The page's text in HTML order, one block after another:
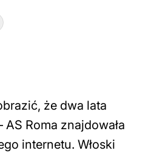
że dwa lata
AS Roma znajdowała
internetu. Włoski